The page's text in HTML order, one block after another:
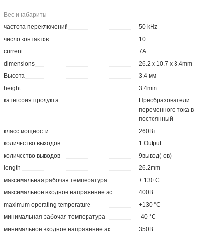
Вес и габариты
частота переключений
50 kHz
число контактов
10
current
7A
dimensions
26.2 x 10.7 x 3.4mm
Высота
3.4 мм
height
3.4mm
категория продукта
Преобразователи
переменного тока в
постоянный
класс мощности
260Вт
количество выходов
1 Output
количество выводов
9вывод(-ов)
length
26.2mm
максимальная рабочая температура
+ 130 C
максимальное входное напряжение ac
400В
maximum operating temperature
+130 °C
минимальная рабочая температура
-40 °C
минимальное входное напряжение ac
350В